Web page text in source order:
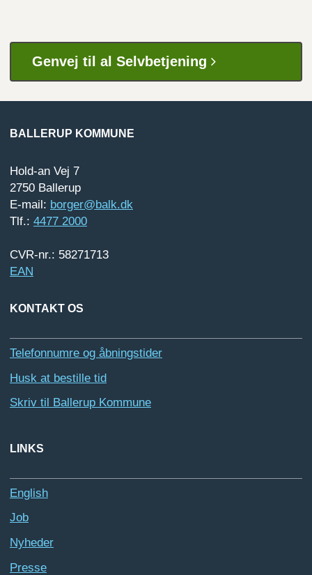
Genvej til al Selvbetjening
BALLERUP KOMMUNE
Hold-an Vej 7
2750 Ballerup
E-mail: borger@balk.dk
Tlf.: 4477 2000
CVR-nr.: 58271713
EAN
KONTAKT OS
Telefonnumre og åbningstider
Husk at bestille tid
Skriv til Ballerup Kommune
LINKS
English
Job
Nyheder
Presse